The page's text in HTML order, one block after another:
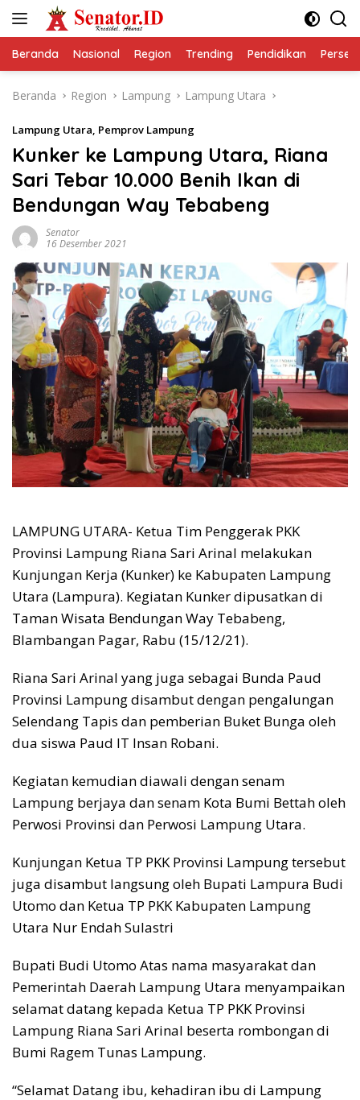
Beranda Nasional Region Trending Pendidikan
Beranda Region Lampung Lampung Utara
Lampung Utara, Pemprov Lampung
Kunker ke Lampung Utara, Riana
Sari Tebar 10.000 Benih Ikan di
Bendungan Way Tebabeng
Senator
16 Desember 2021
LAMPUNG UTARA- Ketua Tim Penggerak PKK
Provinsi Lampung Riana Sari Arinal melakukan
Kunjungan Kerja (Kunker) ke Kabupaten Lampung
Utara (Lampura). Kegiatan Kunker dipusatkan di
Taman Wisata Bendungan Way Tebabeng,
Blambangan Pagar, Rabu (15/12/21).
Riana Sari Arinal yang juga sebagai Bunda Paud
Provinsi Lampung disambut dengan pengalungan
Selendang Tapis dan pemberian Buket Bunga oleh
dua siswa Paud IT Insan Robani.
Kegiatan kemudian diawali dengan senam
Lampung berjaya dan senam Kota Bumi Bettah oleh
Perwosi Provinsi dan Perwosi Lampung Utara.
Kunjungan Ketua TP PKK Provinsi Lampung tersebut
juga disambut langsung oleh Bupati Lampura Budi
Utomo dan Ketua TP PKK Kabupaten Lampung
Utara Nur Endah Sulastri
Bupati Budi Utomo Atas nama masyarakat dan
Pemerintah Daerah Lampung Utara menyampaikan
selamat datang kepada Ketua TP PKK Provinsi
Lampung Riana Sari Arinal beserta rombongan di
Bumi Ragem Tunas Lampung.
“Selamat Datang ibu, kehadiran ibu di Lampung